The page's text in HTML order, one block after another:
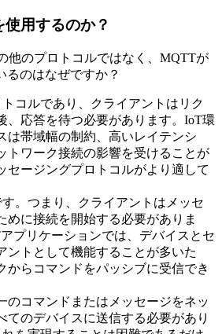
用するのか？
他のプロトコルではなく、MQTTが
るのはなぜですか？
コルであり、クライアントはリク
、応答を待つ必要があります。IoT環
は帯域幅の制約、高いレイテンシ
トワーク接続の影響を受けることが
セージングプロトコルがより適して
。つまり、クライアントはメッセ
めに接続を開始する必要がありま
プリケーションでは、デバイスとセ
ントとして機能することが多いた
からコマンドをパッシブに受信でき
のコマンドまたはメッセージをネッ
てのデバイスに送信する必要があり